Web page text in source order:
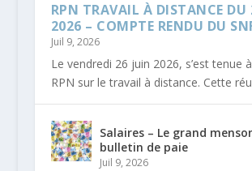
RPN TRAVAIL À DISTANCE DU
2026 – COMPTE RENDU DU
Juil 9, 2026
Le vendredi 26 juin 2026, s’est tenue à
RPN sur le travail à distance. Cette
Salaires – Le grand
bulletin de paie
Juil 9, 2026